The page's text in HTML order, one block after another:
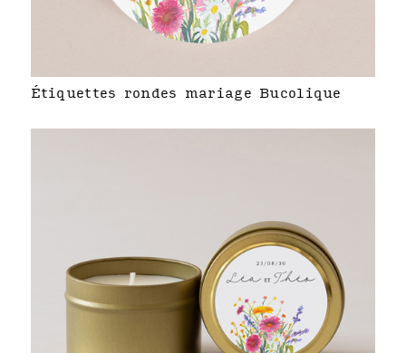
Étiquettes rondes mariage Bucolique